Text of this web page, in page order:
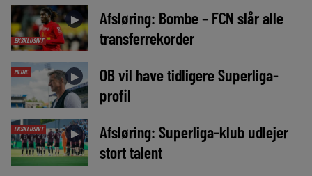
EKSKLUSIVT
►
Afsløring: Bombe – FCN slår alle
transferrekorder
MEDIE ►
OB vil have tidligere Superliga-
profil
EKSKLUSIVT ►
Afsløring: Superliga-klub udlejer
stort talent